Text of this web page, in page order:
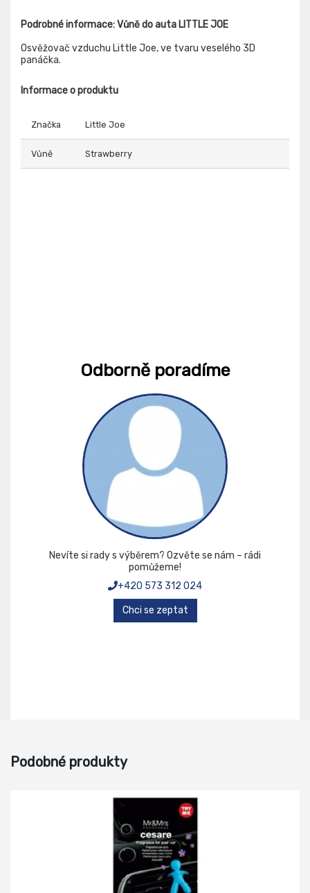
Podrobné informace: Vůně do auta LITTLE JOE
Osvěžovač vzduchu Little Joe, ve tvaru veselého 3D
panáčka.
Informace o produktu
Značka Little Joe
Vůně Strawberry
Odborně poradíme
Nevíte si rady s výběrem? Ozvěte se nám – rádi
pomůžeme!
+420 573 312 024
Chci se zeptat
Podobné produkty